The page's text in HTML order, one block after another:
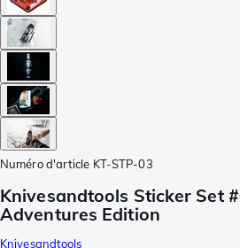
Numéro d'article KT-STP-03
Knivesandtools Sticker Set
Adventures Edition
Knivesandtools